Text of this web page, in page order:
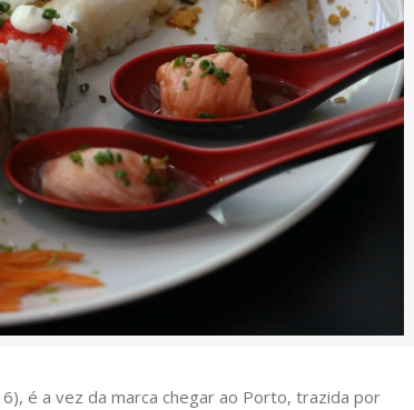
é a vez da marca chegar ao Porto, trazida por